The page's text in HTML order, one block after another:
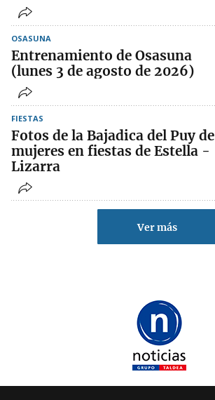
OSASUNA
Entrenamiento de Osasuna
(lunes 3 de agosto de 2026)
FIESTAS
Fotos de la Bajadica del Puy de
mujeres en fiestas de Estella -
Lizarra
Ver más